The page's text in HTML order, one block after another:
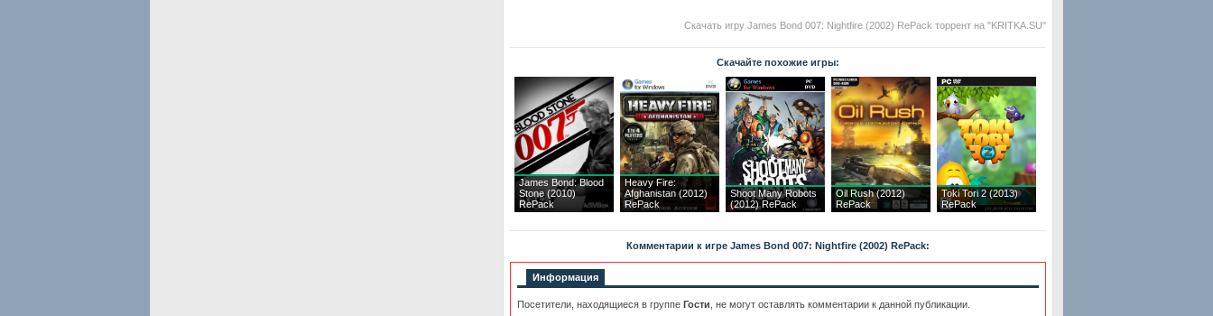
Скачать игру James Bond 007: Nightfire (2002) RePack торрент на "KRITKA.SU"
Скачайте похожие игры:
James Bond: Blood
Stone (2010)
RePack
Heavy Fire:
Afghanistan (2012)
RePack
Shoot Many Robots
(2012) RePack
Oil Rush (2012)
RePack
Toki Tori 2 (2013)
RePack
Комментарии к игре James Bond 007: Nightfire (2002) RePack:
Информация
Посетители, находящиеся в группе Гости , не могут оставлять комментарии к данной публикации.